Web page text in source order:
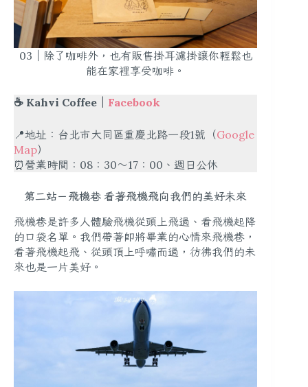
03｜除了咖啡外，也有販售掛耳濾掛讓你輕鬆也
能在家裡享受咖啡。
☕️ Kahvi Coffee｜ Facebook
📍地址：台北市大同區重慶北路一段1號（Google
Map）
⏰營業時間：08：30～17：00、週日公休
第二站－飛機巷 看著飛機飛向我們的美好未來
飛機巷是許多人體驗飛機從頭上飛過、看飛機起降
的口袋名單。我們帶著即將畢業的心情來飛機巷，
看著飛機起飛、從頭頂上呼嘯而過，彷彿我們的未
來也是一片美好。